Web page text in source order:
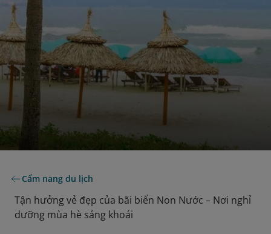
Cẩm nang du lịch
Tận hưởng vẻ đẹp của bãi biển Non Nước – Nơi nghỉ
dưỡng mùa hè sảng khoái